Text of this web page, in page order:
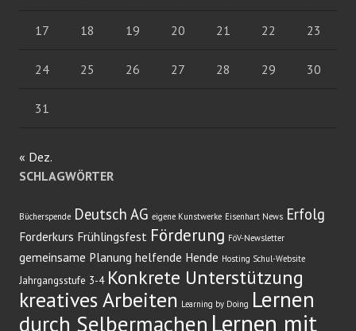
17 18 19 20 21 22 23
24 25 26 27 28 29 30
31
« Dez.
SCHLAGWÖRTER
Bücherspende Deutsch AG eigene Kunstwerke Eisenhart News Erfolg
Forderkurs Frühlingsfest Förderung FöV-Newsletter
gemeinsame Planung helfende Hende Hosting Schul-Website
Jahrgangsstufe 3-4 Konkrete Unterstützung
kreatives Arbeiten Learning by Doing Lernen
durch Selbermachen Lernen mit